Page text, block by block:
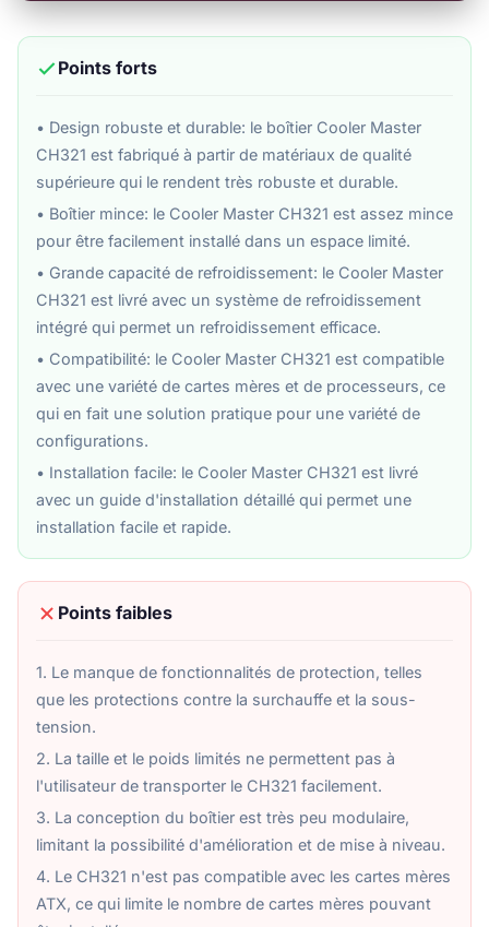
Points forts
• Design robuste et durable: le boîtier Cooler Master
CH321 est fabriqué à partir de matériaux de qualité
supérieure qui le rendent très robuste et durable.
• Boîtier mince: le Cooler Master CH321 est assez mince
pour être facilement installé dans un espace limité.
• Grande capacité de refroidissement: le Cooler Master
CH321 est livré avec un système de refroidissement
intégré qui permet un refroidissement efficace.
• Compatibilité: le Cooler Master CH321 est compatible
avec une variété de cartes mères et de processeurs, ce
qui en fait une solution pratique pour une variété de
configurations.
• Installation facile: le Cooler Master CH321 est livré
avec un guide d'installation détaillé qui permet une
installation facile et rapide.
Points faibles
1. Le manque de fonctionnalités de protection, telles
que les protections contre la surchauffe et la sous-
tension.
2. La taille et le poids limités ne permettent pas à
l'utilisateur de transporter le CH321 facilement.
3. La conception du boîtier est très peu modulaire,
limitant la possibilité d'amélioration et de mise à niveau.
4. Le CH321 n'est pas compatible avec les cartes mères
ATX, ce qui limite le nombre de cartes mères pouvant